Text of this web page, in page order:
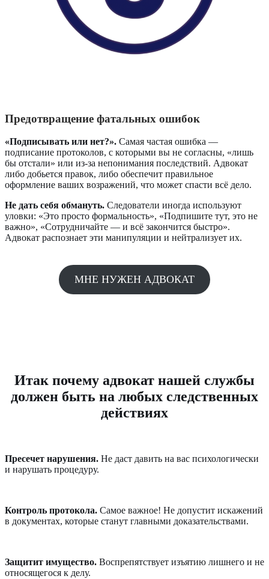
Предотвращение фатальных ошибок
«Подписывать или нет?». Самая частая ошибка —
подписание протоколов, с которыми вы не согласны, «лишь
бы отстали» или из-за непонимания последствий. Адвокат
либо добьется правок, либо обеспечит правильное
оформление ваших возражений, что может спасти всё дело.
Не дать себя обмануть. Следователи иногда используют
уловки: «Это просто формальность», «Подпишите тут, это не
важно», «Сотрудничайте — и всё закончится быстро».
Адвокат распознает эти манипуляции и нейтрализует их.
МНЕ НУЖЕН АДВОКАТ
Итак почему адвокат нашей службы
должен быть на любых следственных
действиях
Пресечет нарушения. Не даст давить на вас психологически
и нарушать процедуру.
Контроль протокола. Самое важное! Не допустит искажений
в документах, которые станут главными доказательствами.
Защитит имущество. Воспрепятствует изъятию лишнего и не
относящегося к делу.